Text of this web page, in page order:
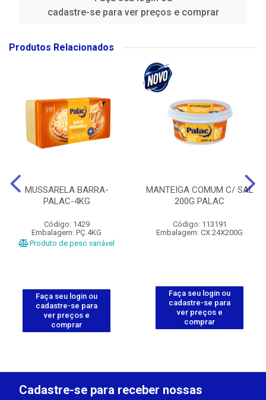
cadastre-se para ver preços e comprar
Produtos Relacionados
MUSSARELA BARRA-
PALAC-4KG
Código: 1429
Embalagem: PÇ.4KG
Produto de peso variável
Faça seu login ou
cadastre-se para
ver preços e
comprar
MANTEIGA COMUM C/ SAL
200G PALAC
Código: 113191
Embalagem: CX.24X200G
Faça seu login ou
cadastre-se para
ver preços e
comprar
Cadastre-se para receber nossas